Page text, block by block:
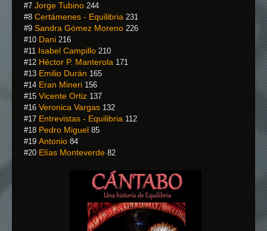
#7 Jorge Tubino 244
#8 Certámenes - Equilibria 231
#9 Sandra Gómez Moreno 226
#10 Dani 216
#11 Isabel Campillo 210
#12 Héctor P. Manterola 171
#13 Emilio Durán 165
#14 Eran Mineri 156
#15 Vicente Ortiz 137
#16 Veronica Vargas 132
#17 Entrevistas - Equilibria 112
#18 Pedro Miguel 85
#19 Antonio 84
#20 Elías Monteverde 82